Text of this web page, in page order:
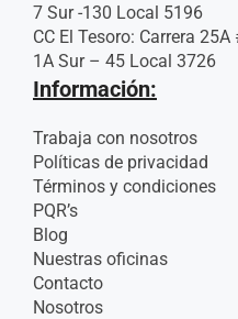
7 Sur -130 Local 5196
CC El Tesoro: Carrera 25A
1A Sur – 45 Local 3726
Información:
Trabaja con nosotros
Políticas de privacidad
Términos y condiciones
PQR’s
Blog
Nuestras oficinas
Contacto
Nosotros